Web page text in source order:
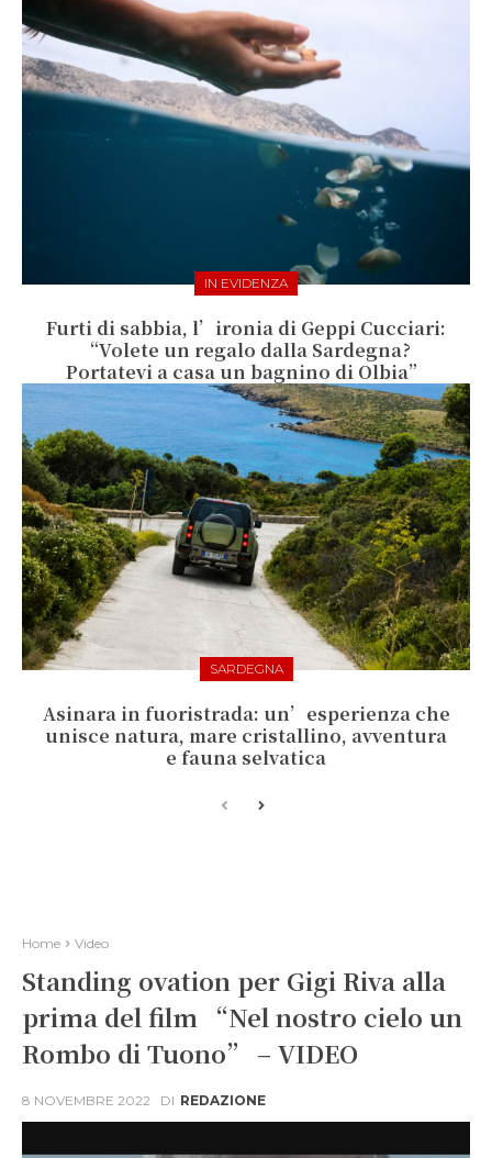
IN EVIDENZA
Furti di sabbia, l’ironia di Geppi Cucciari:
“Volete un regalo dalla Sardegna?
Portatevi a casa un bagnino di Olbia”
SARDEGNA
Asinara in fuoristrada: un’esperienza che
unisce natura, mare cristallino, avventura
e fauna selvatica